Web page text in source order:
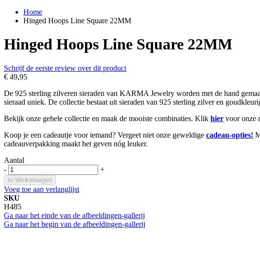
Home
Hinged Hoops Line Square 22MM
Hinged Hoops Line Square 22MM
Schrijf de eerste review over dit product
€ 49,95
De 925 sterling zilveren sieraden van KARMA Jewelry worden met de hand
sieraad uniek. De collectie bestaat uit sieraden van 925 sterling zilver en
Bekijk onze gehele collectie en maak de mooiste combinaties. Klik hier voor onze
Koop je een cadeautje voor iemand? Vergeet niet onze geweldige cadeau-opties!
cadeauverpakking maakt het geven nóg leuker.
Aantal
-
+
In Winkelwagen
Voeg toe aan verlanglijst
SKU
H485
Ga naar het einde van de afbeeldingen-gallerij
Ga naar het begin van de afbeeldingen-gallerij